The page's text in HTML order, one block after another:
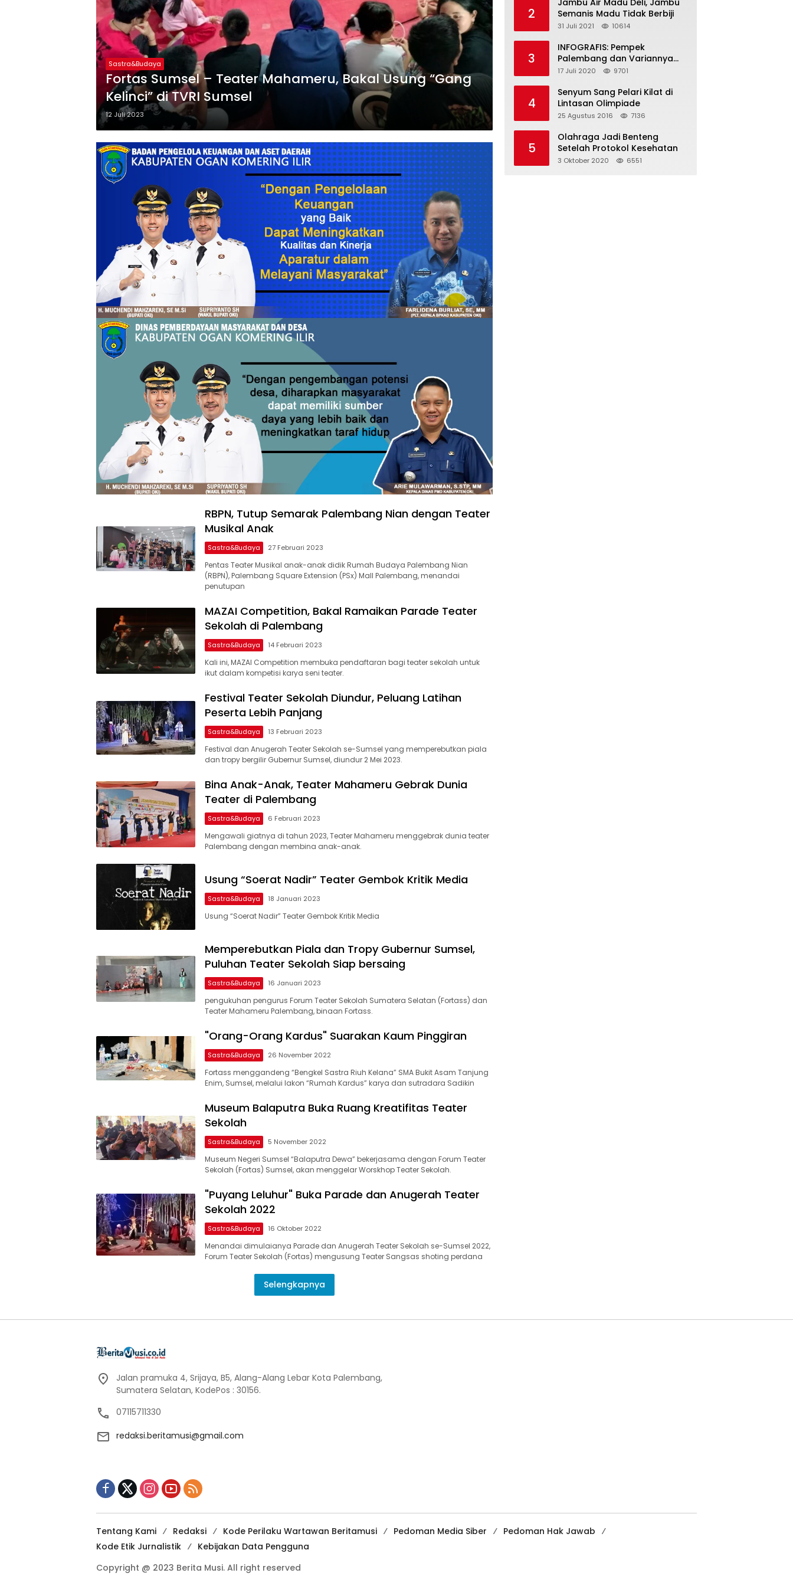
Sastra&Budaya
Fortas Sumsel – Teater Mahameru, Bakal Usung “Gang
Kelinci” di TVRI Sumsel
12 Juli 2023
RBPN, Tutup Semarak Palembang Nian dengan Teater
Musikal Anak
Sastra&Budaya 27 Februari 2023
Pentas Teater Musikal anak-anak didik Rumah Budaya Palembang Nian
(RBPN), Palembang Square Extension (PSx) Mall Palembang, menandai
penutupan
MAZAI Competition, Bakal Ramaikan Parade Teater
Sekolah di Palembang
Sastra&Budaya 14 Februari 2023
Kali ini, MAZAI Competition membuka pendaftaran bagi teater sekolah untuk
ikut dalam kompetisi karya seni teater.
Festival Teater Sekolah Diundur, Peluang Latihan
Peserta Lebih Panjang
Sastra&Budaya 13 Februari 2023
Festival dan Anugerah Teater Sekolah se-Sumsel yang memperebutkan piala
dan tropy bergilir Gubernur Sumsel, diundur 2 Mei 2023.
Bina Anak-Anak, Teater Mahameru Gebrak Dunia
Teater di Palembang
Sastra&Budaya 6 Februari 2023
Mengawali giatnya di tahun 2023, Teater Mahameru menggebrak dunia teater
Palembang dengan membina anak-anak.
Usung “Soerat Nadir” Teater Gembok Kritik Media
Sastra&Budaya 18 Januari 2023
Usung “Soerat Nadir” Teater Gembok Kritik Media
Memperebutkan Piala dan Tropy Gubernur Sumsel,
Puluhan Teater Sekolah Siap bersaing
Sastra&Budaya 16 Januari 2023
pengukuhan pengurus Forum Teater Sekolah Sumatera Selatan (Fortass) dan
Teater Mahameru Palembang, binaan Fortass.
"Orang-Orang Kardus" Suarakan Kaum Pinggiran
Sastra&Budaya 26 November 2022
Fortass menggandeng “Bengkel Sastra Riuh Kelana” SMA Bukit Asam Tanjung
Enim, Sumsel, melalui lakon “Rumah Kardus” karya dan sutradara Sadikin
Museum Balaputra Buka Ruang Kreatifitas Teater
Sekolah
Sastra&Budaya 5 November 2022
Museum Negeri Sumsel “Balaputra Dewa” bekerjasama dengan Forum Teater
Sekolah (Fortas) Sumsel, akan menggelar Worskhop Teater Sekolah.
"Puyang Leluhur" Buka Parade dan Anugerah Teater
Sekolah 2022
Sastra&Budaya 16 Oktober 2022
Menandai dimulaianya Parade dan Anugerah Teater Sekolah se-Sumsel 2022,
Forum Teater Sekolah (Fortas) mengusung Teater Sangsas shoting perdana
Selengkapnya
2
Jambu Air Madu Deli, Jambu
Semanis Madu Tidak Berbiji
31 Juli 2021 10614
3
INFOGRAFIS: Pempek
Palembang dan Variannya
yang Melegenda
17 Juli 2020 9701
4
Senyum Sang Pelari Kilat di
Lintasan Olimpiade
25 Agustus 2016 7136
5
Olahraga Jadi Benteng
Setelah Protokol Kesehatan
3 Oktober 2020 6551
Jalan pramuka 4, Srijaya, B5, Alang-Alang Lebar Kota Palembang,
Sumatera Selatan, KodePos : 30156.
07115711330
redaksi.beritamusi@gmail.com
Tentang Kami Redaksi Kode Perilaku Wartawan Beritamusi Pedoman Media Siber
Pedoman Hak Jawab
Kode Etik Jurnalistik
Kebijakan Data Pengguna
Copyright @ 2023 Berita Musi. All right reserved